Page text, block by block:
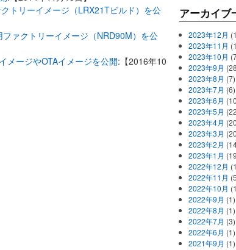
トリーイメージ（LRX21Tビルド）を公
ァクトリーイメージ（NRD90M）を公
メージやOTAイメージを公開:【2016年10
アーカイブ
2023年12月
2023年11月
2023年10月
2023年9月
2023年8月 (7)
2023年7月 (6)
2023年6月
2023年5月
2023年4月
2023年3月
2023年2月
2023年1月
2022年12月
2022年11月
2022年10月
2022年9月 (1)
2022年8月 (1)
2022年7月 (3)
2022年6月 (1)
2021年9月 (1)